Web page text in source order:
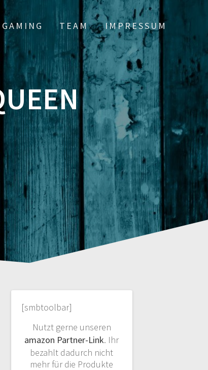
GAMING TEAM IMPRESSUM
[smbtoolbar]
Nutzt gerne unseren
amazon Partner-Link. Ihr
bezahlt dadurch nicht
mehr für die Produkte